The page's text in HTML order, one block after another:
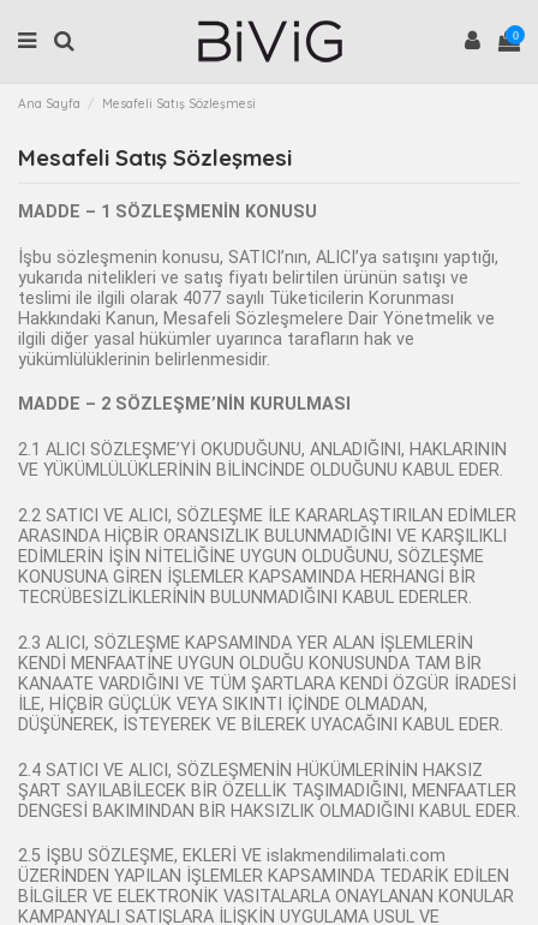
0
Ana Sayfa Mesafeli Satış Sözleşmesi
Mesafeli Satış Sözleşmesi
MADDE – 1 SÖZLEŞMENİN KONUSU
İşbu sözleşmenin konusu, SATICI’nın, ALICI’ya satışını yaptığı,
yukarıda nitelikleri ve satış fiyatı belirtilen ürünün satışı ve
teslimi ile ilgili olarak 4077 sayılı Tüketicilerin Korunması
Hakkındaki Kanun, Mesafeli Sözleşmelere Dair Yönetmelik ve
ilgili diğer yasal hükümler uyarınca tarafların hak ve
yükümlülüklerinin belirlenmesidir.
MADDE – 2 SÖZLEŞME’NİN KURULMASI
2.1 ALICI SÖZLEŞME’Yİ OKUDUĞUNU, ANLADIĞINI, HAKLARININ
VE YÜKÜMLÜLÜKLERİNİN BİLİNCİNDE OLDUĞUNU KABUL EDER.
2.2 SATICI VE ALICI, SÖZLEŞME İLE KARARLAŞTIRILAN EDİMLER
ARASINDA HİÇBİR ORANSIZLIK BULUNMADIĞINI VE KARŞILIKLI
EDİMLERİN İŞİN NİTELİĞİNE UYGUN OLDUĞUNU, SÖZLEŞME
KONUSUNA GİREN İŞLEMLER KAPSAMINDA HERHANGİ BİR
TECRÜBESİZLİKLERİNİN BULUNMADIĞINI KABUL EDERLER.
2.3 ALICI, SÖZLEŞME KAPSAMINDA YER ALAN İŞLEMLERİN
KENDİ MENFAATİNE UYGUN OLDUĞU KONUSUNDA TAM BİR
KANAATE VARDIĞINI VE TÜM ŞARTLARA KENDİ ÖZGÜR İRADESİ
İLE, HİÇBİR GÜÇLÜK VEYA SIKINTI İÇİNDE OLMADAN,
DÜŞÜNEREK, İSTEYEREK VE BİLEREK UYACAĞINI KABUL EDER.
2.4 SATICI VE ALICI, SÖZLEŞMENİN HÜKÜMLERİNİN HAKSIZ
ŞART SAYILABİLECEK BİR ÖZELLİK TAŞIMADIĞINI, MENFAATLER
DENGESİ BAKIMINDAN BİR HAKSIZLIK OLMADIĞINI KABUL EDER.
2.5 İŞBU SÖZLEŞME, EKLERİ VE islakmendilimalati.com
ÜZERİNDEN YAPILAN İŞLEMLER KAPSAMINDA TEDARİK EDİLEN
BİLGİLER VE ELEKTRONİK VASITALARLA ONAYLANAN KONULAR
KAMPANYALI SATIŞLARA İLİŞKİN UYGULAMA USUL VE